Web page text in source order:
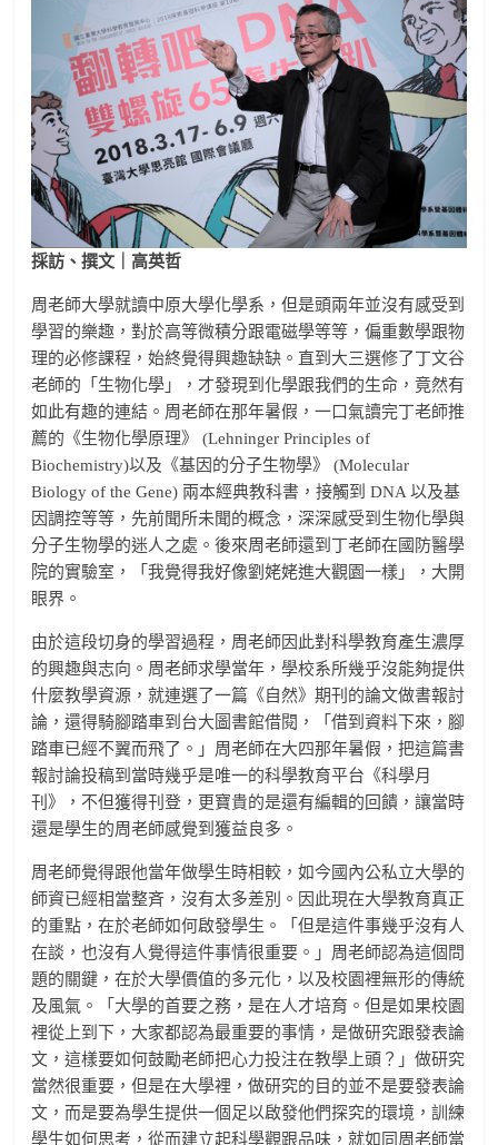
採訪、撰文｜高英哲
周老師大學就讀中原大學化學系，但是頭兩年並沒有感受到
學習的樂趣，對於高等微積分跟電磁學等等，偏重數學跟物
理的必修課程，始終覺得興趣缺缺。直到大三選修了丁文谷
老師的「生物化學」，才發現到化學跟我們的生命，竟然有
如此有趣的連結。周老師在那年暑假，一口氣讀完丁老師推
薦的《生物化學原理》 (Lehninger Principles of
Biochemistry)以及《基因的分子生物學》 (Molecular
Biology of the Gene) 兩本經典教科書，接觸到 DNA 以及基
因調控等等，先前聞所未聞的概念，深深感受到生物化學與
分子生物學的迷人之處。後來周老師還到丁老師在國防醫學
院的實驗室，「我覺得我好像劉姥姥進大觀園一樣」，大開
眼界。
由於這段切身的學習過程，周老師因此對科學教育產生濃厚
的興趣與志向。周老師求學當年，學校系所幾乎沒能夠提供
什麼教學資源，就連選了一篇《自然》期刊的論文做書報討
論，還得騎腳踏車到台大圖書館借閱，「借到資料下來，腳
踏車已經不翼而飛了。」周老師在大四那年暑假，把這篇書
報討論投稿到當時幾乎是唯一的科學教育平台《科學月
刊》，不但獲得刊登，更寶貴的是還有編輯的回饋，讓當時
還是學生的周老師感覺到獲益良多。
周老師覺得跟他當年做學生時相較，如今國內公私立大學的
師資已經相當整斉，沒有太多差別。因此現在大學教育真正
的重點，在於老師如何啟發學生。「但是這件事幾乎沒有人
在談，也沒有人覺得這件事情很重要。」周老師認為這個問
題的關鍵，在於大學價值的多元化，以及校園裡無形的傳統
及風氣。「大學的首要之務，是在人才培育。但是如果校園
裡從上到下，大家都認為最重要的事情，是做研究跟發表論
文，這樣要如何鼓勵老師把心力投注在教學上頭？」做研究
當然很重要，但是在大學裡，做研究的目的並不是要發表論
文，而是要為學生提供一個足以啟發他們探究的環境，訓練
學生如何思考，從而建立起科學觀跟品味，就如同周老師當